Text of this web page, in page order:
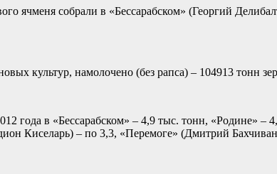
ячменя собрали в «Бессарабском» (Георгий
культур, намолочено (без рапса) – 104913 тонн
года в «Бессарабском» – 4,9 тыс. тонн,
Киселарь) – по 3,3, «Перемоге» (Дмитрий